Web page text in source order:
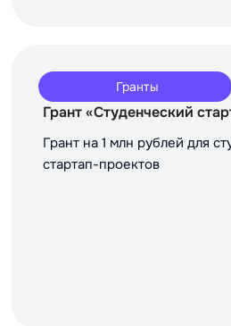
Гранты
Грант «Студенческий
Грант на 1 млн рублей для
стартап-проектов